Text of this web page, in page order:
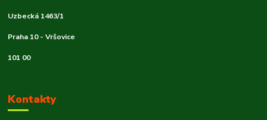
Uzbecká 1463/1
Praha 10 - Vršovice
101 00
Kontakty